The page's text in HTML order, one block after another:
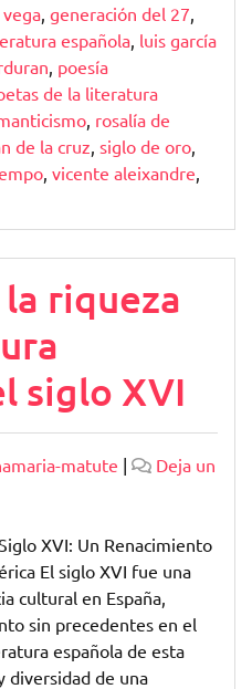
generación del 27
española luis garcía
poesía
de la literatura
rosalía de
de la cruz siglo de oro
vicente aleixandre
riqueza
siglo XVI
matute |
Deja un
XVI: Un Renacimiento
El siglo XVI fue una
cultural en España,
sin precedentes en el
española de esta
diversidad de una